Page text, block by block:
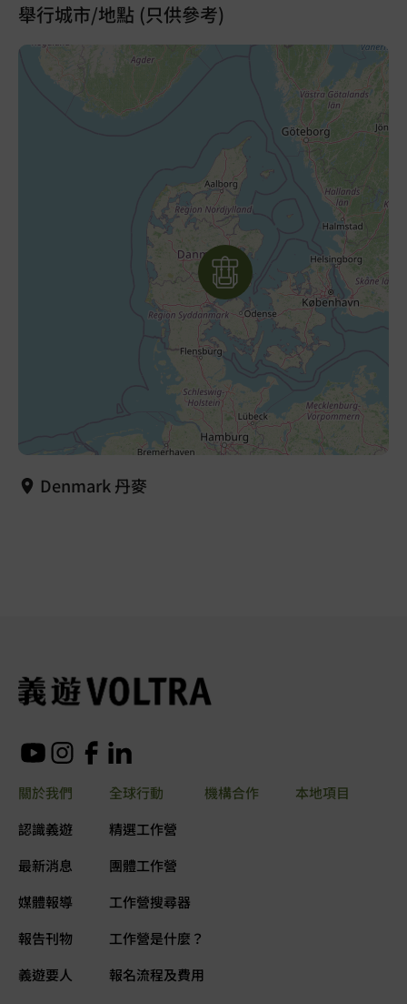
舉行城市/地點 (只供參考)
Denmark 丹麥
關於我們
認識義遊
最新消息
媒體報導
報告刊物
義遊要人
全球行動
精選工作營
團體工作營
工作營搜尋器
工作營是什麼？
報名流程及費用
本地項目
機構合作